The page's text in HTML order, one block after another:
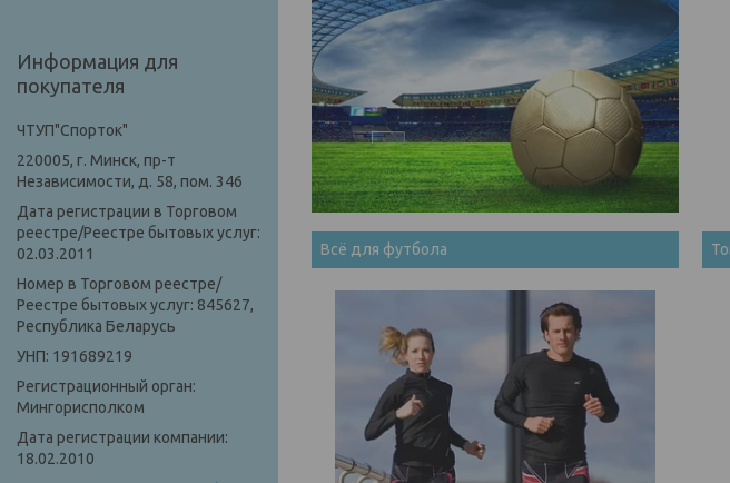
Всё для футбола
Информация для
покупателя
ЧТУП"Спорток"
220005, г. Минск, пр-т
Независимости, д. 58, пом. 346
Дата регистрации в Торговом
реестре/Реестре бытовых услуг:
02.03.2011
Номер в Торговом реестре/
Реестре бытовых услуг: 845627,
Республика Беларусь
УНП: 191689219
Регистрационный орган:
Мингорисполком
Дата регистрации компании:
18.02.2010